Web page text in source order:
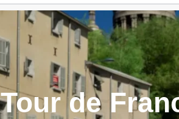
Tour de